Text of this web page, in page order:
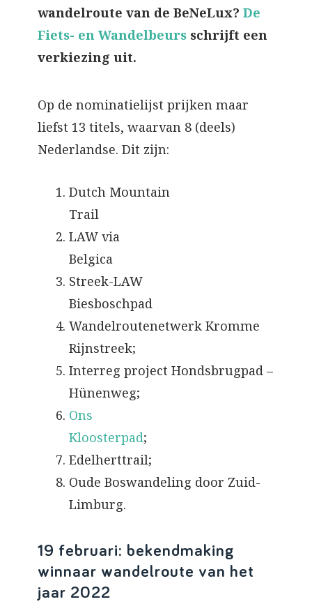
wandelroute van de BeNeLux? De
Fiets- en Wandelbeurs schrijft een
verkiezing uit.
Op de nominatielijst prijken maar
liefst 13 titels, waarvan 8 (deels)
Nederlandse. Dit zijn:
Dutch Mountain
Trail
LAW via
Belgica
Streek-LAW
Biesboschpad
Wandelroutenetwerk Kromme
Rijnstreek;
Interreg project Hondsbrugpad –
Hünenweg;
Ons
Kloosterpad
Oude Boswandeling door Zuid-
Limburg.
19 februari: bekendmaking
winnaar wandelroute van het
jaar 2022